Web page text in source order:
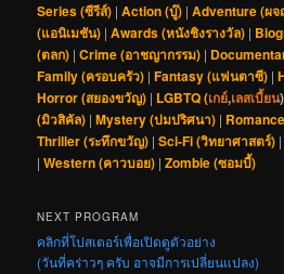
Series (ซีรีส์) |Action (บู๊) |Adventure (ผ
(แอนิเมชัน) |Awards (หนังชิงรางวัล) |
(ตลก) |Crime (อาชญากรรม) |
Family (ครอบครัว) |Fantasy (แฟนตาซี) |
Horror (สยองขวัญ) | LGBTQ (เกย์,เลสเบี้ยน)
(มิวสิคัล) |Mystery (ปมปริศนา) |
Thriller (ระทึกขวัญ) |Sci-Fi (วิทยาศาสตร์)
|Western (คาวบอย) |Zombie (ซอมบี้)
NEXT PROGRAM
คลิกที่โปสเตอร์เพื่อเปิดดูตัวอย่าง
(วันที่คร่าวๆ ครับ อาจมีการเปลี่ยนแปลง)